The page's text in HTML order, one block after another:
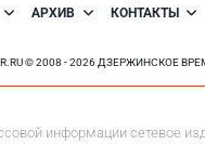
АРХИВ КОНТАКТЫ
© 2008 - 2026 ДЗЕРЖИНСКОЕ
информации сетевое